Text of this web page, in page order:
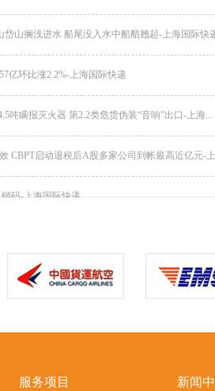
岱山搁浅进水 船尾没入水中船艏翘起-上海国际快
亿环比涨2.2%-上海国际快递
吨瞒报灭火器 第2.2类危货伪装“音响”出口-上海...
CBPT启动退税后A股多家公司到帐最高近亿元-
码-上海国际快递
服务项目 新闻